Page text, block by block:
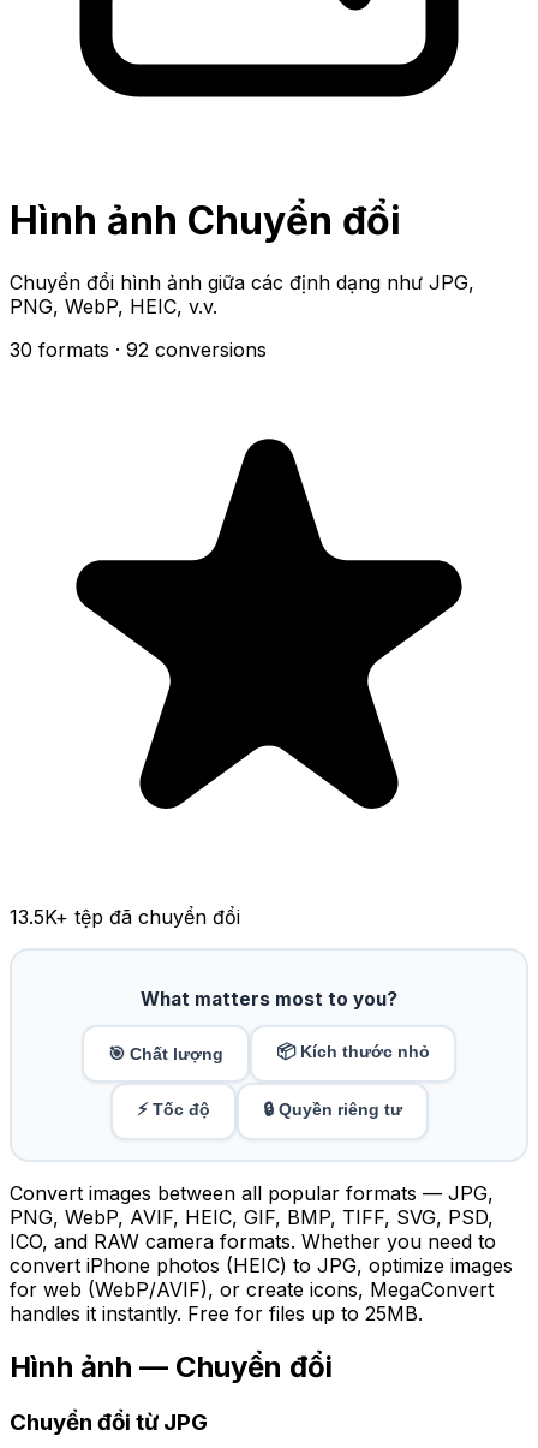
Hình ảnh Chuyển đổi
Chuyển đổi hình ảnh giữa các định dạng như JPG,
PNG, WebP, HEIC, v.v.
30 formats · 92 conversions
13.5K+ tệp đã chuyển đổi
What matters most to you?
🎯 Chất lượng 📦 Kích thước nhỏ
⚡ Tốc độ 🔒 Quyền riêng tư
Convert images between all popular formats — JPG,
PNG, WebP, AVIF, HEIC, GIF, BMP, TIFF, SVG, PSD,
ICO, and RAW camera formats. Whether you need to
convert iPhone photos (HEIC) to JPG, optimize images
for web (WebP/AVIF), or create icons, MegaConvert
handles it instantly. Free for files up to 25MB.
Hình ảnh — Chuyển đổi
Chuyển đổi từ JPG